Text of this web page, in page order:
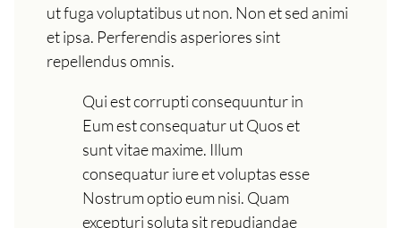
ut fuga voluptatibus ut non. Non et sed animi
et ipsa. Perferendis asperiores sint
repellendus omnis.
Qui est corrupti consequuntur in
Eum est consequatur ut Quos et
sunt vitae maxime. Illum
consequatur iure et voluptas esse
Nostrum optio eum nisi. Quam
excepturi soluta sit repudiandae